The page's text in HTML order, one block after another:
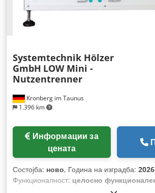
Kronberg im Taunus
1.396 km
Systemtechnik Hölzer
GmbH LOW Mini -
Nutzentrenner
цената
Состојба: ново, Година на изградба: 2026
Функционалност: целосно
, максимална брзина